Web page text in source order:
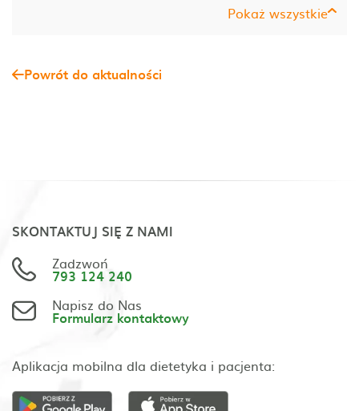
Pokaż wszystkie
Powrót do aktualności
SKONTAKTUJ SIĘ Z NAMI
Zadzwoń
793 124 240
Napisz do Nas
Formularz kontaktowy
Aplikacja mobilna dla dietetyka i pacjenta: